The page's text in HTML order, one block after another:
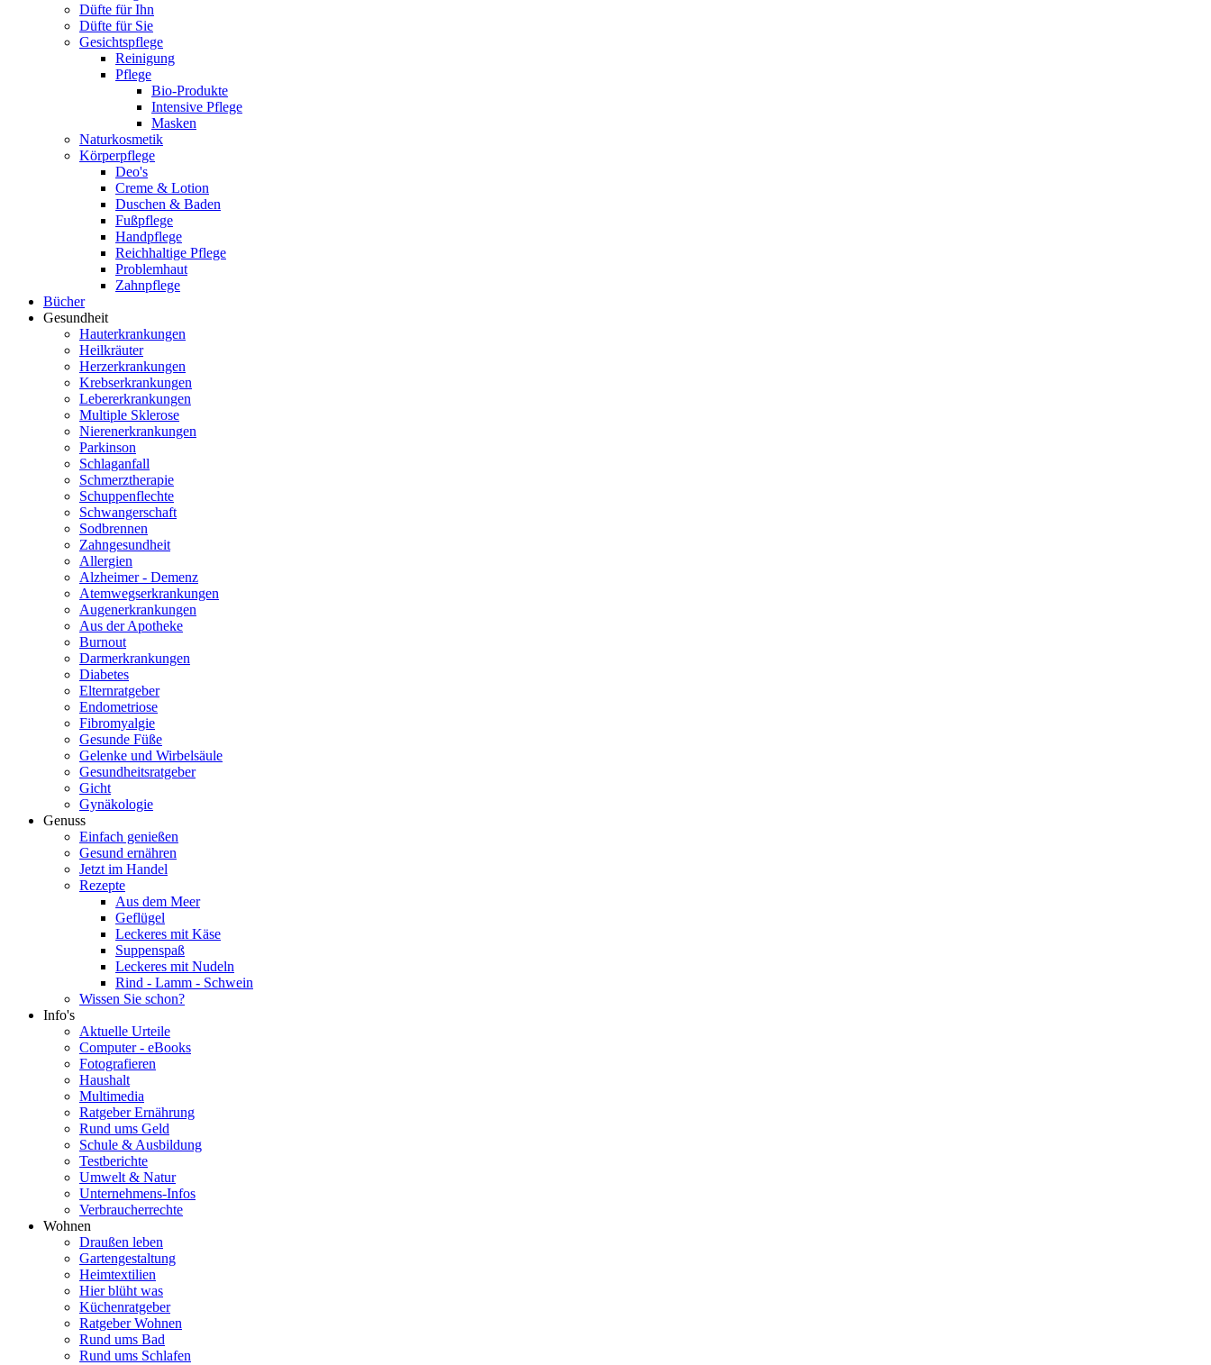
Düfte für Ihn
Düfte für Sie
Gesichtspflege
Reinigung
Pflege
Bio-Produkte
Intensive Pflege
Masken
Naturkosmetik
Körperpflege
Deo's
Creme & Lotion
Duschen & Baden
Fußpflege
Handpflege
Reichhaltige Pflege
Problemhaut
Zahnpflege
Bücher
Gesundheit
Hauterkrankungen
Heilkräuter
Herzerkrankungen
Krebserkrankungen
Lebererkrankungen
Multiple Sklerose
Nierenerkrankungen
Parkinson
Schlaganfall
Schmerztherapie
Schuppenflechte
Schwangerschaft
Sodbrennen
Zahngesundheit
Allergien
Alzheimer - Demenz
Atemwegserkrankungen
Augenerkrankungen
Aus der Apotheke
Burnout
Darmerkrankungen
Diabetes
Elternratgeber
Endometriose
Fibromyalgie
Gesunde Füße
Gelenke und Wirbelsäule
Gesundheitsratgeber
Gicht
Gynäkologie
Genuss
Einfach genießen
Gesund ernähren
Jetzt im Handel
Rezepte
Aus dem Meer
Geflügel
Leckeres mit Käse
Suppenspaß
Leckeres mit Nudeln
Rind - Lamm - Schwein
Wissen Sie schon?
Info's
Aktuelle Urteile
Computer - eBooks
Fotografieren
Haushalt
Multimedia
Ratgeber Ernährung
Rund ums Geld
Schule & Ausbildung
Testberichte
Umwelt & Natur
Unternehmens-Infos
Verbraucherrechte
Wohnen
Draußen leben
Gartengestaltung
Heimtextilien
Hier blüht was
Küchenratgeber
Ratgeber Wohnen
Rund ums Bad
Rund ums Schlafen